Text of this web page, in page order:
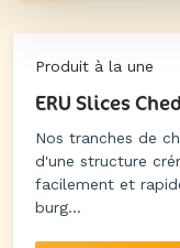
Produit à la une
ERU Slices
Nos tranches de
d'une structure
facilement et
burg...